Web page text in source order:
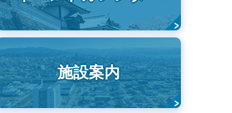
施設案内